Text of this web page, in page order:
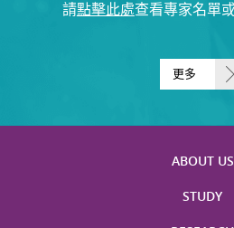
請點擊此處查看專家名單
更多
ABOUT US
STUDY